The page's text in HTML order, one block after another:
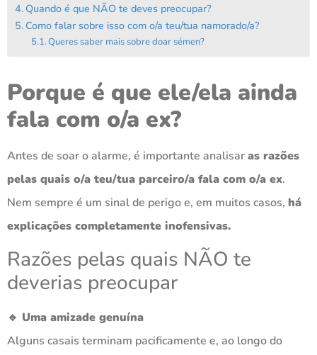
Quando é que NÃO te deves preocupar?
Como falar sobre isso com o/a teu/tua namorado/a?
Queres saber mais sobre doar sémen?
Porque é que ele/ela ainda
fala com o/a ex?
Antes de soar o alarme, é importante analisaras razões
pelas quais o/a teu/tua parceiro/a fala com o/a ex.
Nem sempre é um sinal de perigo e, em muitos casos, há
explicações completamente inofensivas.
Razões pelas quais NÃO te
deverias preocupar
🔹 Uma amizade genuína
Alguns casais terminam pacificamente e, ao longo do